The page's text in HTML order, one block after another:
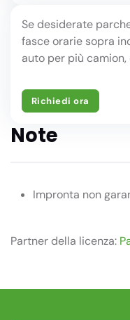
Se desiderate
fasce orarie sopra
auto per più
Richiedi ora
Note
Impronta non
Partner della licenza: